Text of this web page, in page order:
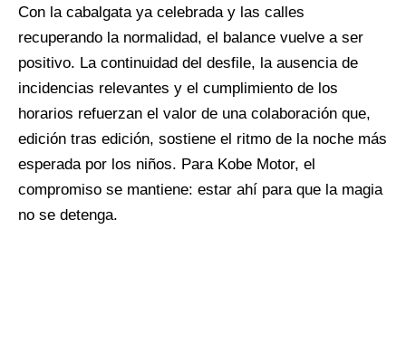
Con la cabalgata ya celebrada y las calles
recuperando la normalidad, el balance vuelve a ser
positivo. La continuidad del desfile, la ausencia de
incidencias relevantes y el cumplimiento de los
horarios refuerzan el valor de una colaboración que,
edición tras edición, sostiene el ritmo de la noche más
esperada por los niños. Para Kobe Motor, el
compromiso se mantiene: estar ahí para que la magia
no se detenga.